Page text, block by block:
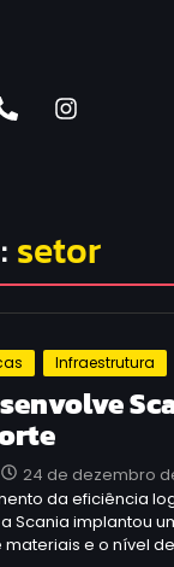
setor
Infraestrutura
24 de dezembro
da eficiência
Scania implantou
e o nível